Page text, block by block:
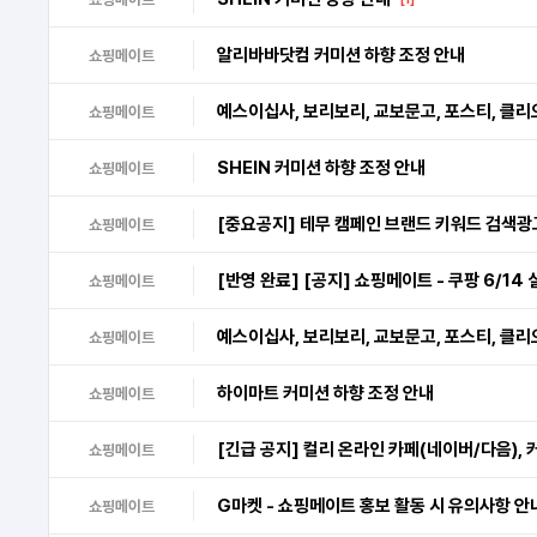
쇼핑메이트 알리바바닷컴 커미션 하향 조정 안내
쇼핑메이트 예스이십사, 보리보리, 교보문고, 포스티, 클
쇼핑메이트 SHEIN 커미션 하향 조정 안내
쇼핑메이트 [중요공지] 테무 캠페인 브랜드 키워드 검색광
쇼핑메이트 [반영 완료] [공지] 쇼핑메이트 - 쿠팡 6/14
쇼핑메이트 예스이십사, 보리보리, 교보문고, 포스티, 클
쇼핑메이트 하이마트 커미션 하향 조정 안내
쇼핑메이트 [긴급 공지] 컬리 온라인 카페(네이버/다음),
쇼핑메이트 G마켓 - 쇼핑메이트 홍보 활동 시 유의사항 안